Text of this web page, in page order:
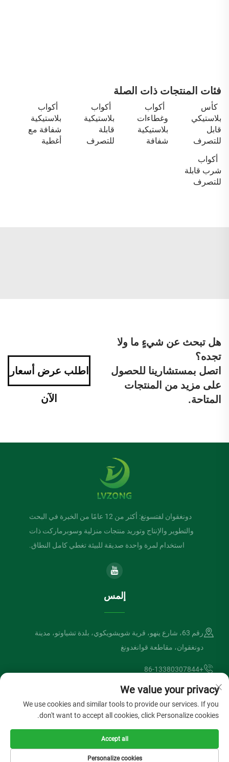
فئات المنتجات ذات الصلة
كأس
بلاستيكي
قابل
للتصرف
أكواب
وغطاءات
بلاستيكية
شفافة
أكواب
بلاستيكية
قابلة
للتصرف
أكواب
بلاستيكية
شفافة مع
أغطية
أكواب
شرب قابلة
للتصرف
هل تبحث عن شيءٍ ما ولا
تجده؟
اتصل بمستشارينا للحصول
على مزيد من المنتجات
المتاحة.
اطلب عرض أسعار
الآن
دونغقوان لفتسونغ: أكثر من 12 عامًا من الخبرة في البحث
والتطوير والإنتاج وتوريد منتجات منزلية وسوبرماركت ذات
استخدام لمرة واحدة صديقة للبيئة تغطي كامل النطاق.
إلمس
رقم 63، شارع ينهو، قرية شويشويكوي، بلدة تشياوتو، مدينة
دونغقوان، مقاطعة قوانغدونغ
+86-13380307844
[email protected]
حقوق الطبع والنشر © شركة دونغقوان لفتسونغ الصناعية المحدودة. جميع
سياسة الخصوصية
We value your privacy
We use cookies and similar tools to provide our services. If you
don't want to accept all cookies, click Personalize cookies.
Personalize cookies
Accept all